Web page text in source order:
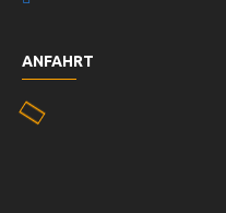
ANFAHRT